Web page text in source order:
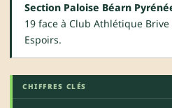
Section Paloise Béarn
19 face à Club Athlétique
Espoirs.
CHIFFRES CLÉS